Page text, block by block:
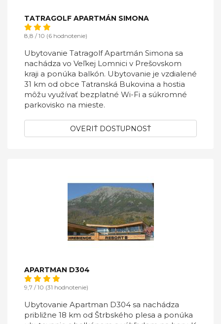
TATRAGOLF APARTMÁN SIMONA
8,8 / 10 (6 hodnotenie)
Ubytovanie Tatragolf Apartmán Simona sa
nachádza vo Veľkej Lomnici v Prešovskom
kraji a ponúka balkón. Ubytovanie je vzdialené
31 km od obce Tatranská Bukovina a hostia
môžu využívať bezplatné Wi-Fi a súkromné
parkovisko na mieste.
OVERIŤ DOSTUPNOSŤ
APARTMAN D304
9,7 / 10 (31 hodnotenie)
Ubytovanie Apartman D304 sa nachádza
približne 18 km od Štrbského plesa a ponúka